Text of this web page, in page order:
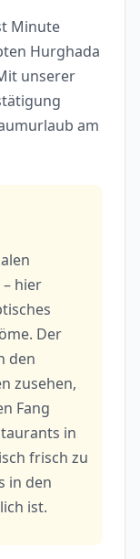
Minute
Hurghada
unserer
am
hier
Der
den
zusehen,
Fang
in
frisch zu
in den
ist.